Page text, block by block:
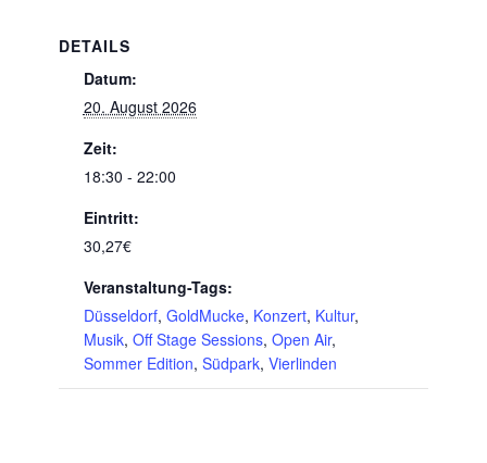
DETAILS
Datum:
20. August 2026
Zeit:
18:30 - 22:00
Eintritt:
30,27€
Veranstaltung-Tags:
Düsseldorf, GoldMucke, Konzert, Kultur,
Musik, Off Stage Sessions, Open Air,
Sommer Edition, Südpark, Vierlinden